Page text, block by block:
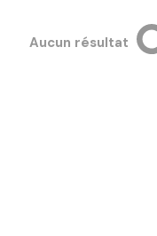
Aucun résultat